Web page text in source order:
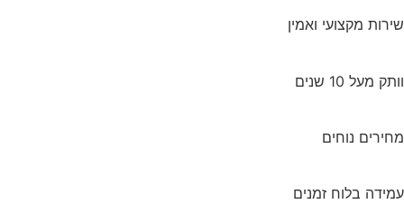
שירות מקצועי ואמין
וותק מעל 10 שנים
מחירים נוחים
עמידה בלוח זמנים